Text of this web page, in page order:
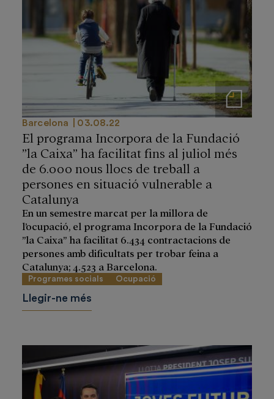
Notas de prensa
Barcelona 03.08.22
El programa Incorpora de la Fundació
”la Caixa” ha facilitat fins al juliol més
de 6.000 nous llocs de treball a
persones en situació vulnerable a
Catalunya
En un semestre marcat per la millora de
l’ocupació, el programa Incorpora de la Fundació
”la Caixa” ha facilitat 6.434 contractacions de
persones amb dificultats per trobar feina a
Catalunya; 4.523 a Barcelona.
Programes socials Ocupació
Llegir-ne més